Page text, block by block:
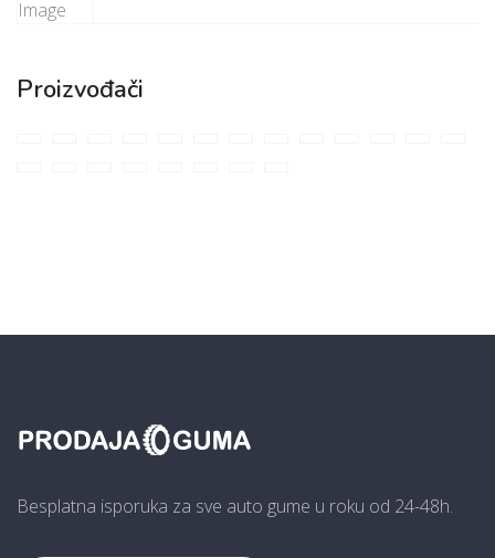
Proizvođači
Besplatna isporuka za sve auto gume u roku od 24-48h.